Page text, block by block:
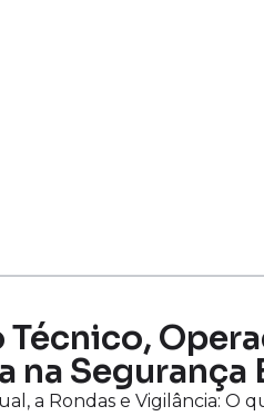
na Segurança
a Rondas e Vigilância: O